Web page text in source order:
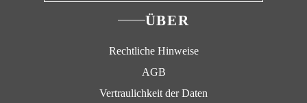
ÜBER
Rechtliche Hinweise
AGB
Vertraulichkeit der Daten